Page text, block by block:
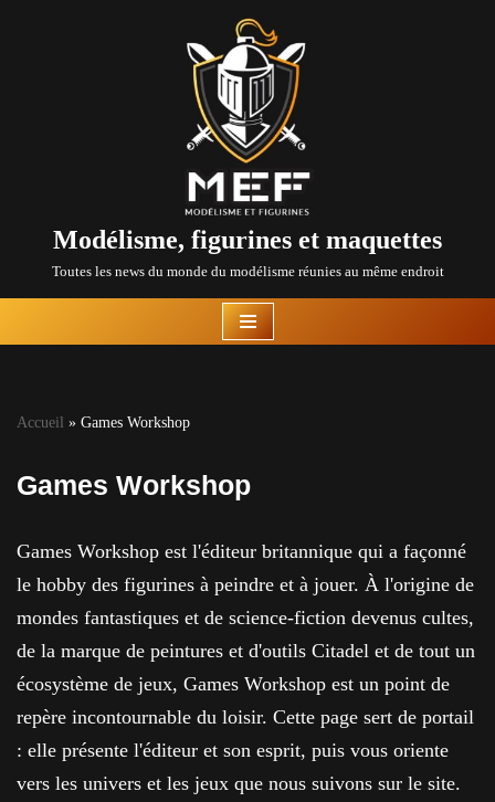
Modélisme, figurines et maquettes
Toutes les news du monde du modélisme réunies au même endroit
Accueil » Games Workshop
Games Workshop
Games Workshop est l'éditeur britannique qui a façonné
le hobby des figurines à peindre et à jouer. À l'origine de
mondes fantastiques et de science-fiction devenus cultes,
de la marque de peintures et d'outils Citadel et de tout un
écosystème de jeux, Games Workshop est un point de
repère incontournable du loisir. Cette page sert de portail
: elle présente l'éditeur et son esprit, puis vous oriente
vers les univers et les jeux que nous suivons sur le site.